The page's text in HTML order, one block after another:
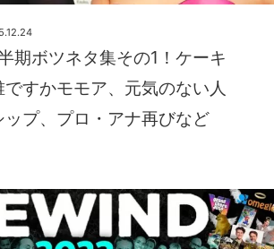
期ボツネタ集その1！ケーキ
ですかモモア、元気のない人
ップ、プロ・アナ再びなど